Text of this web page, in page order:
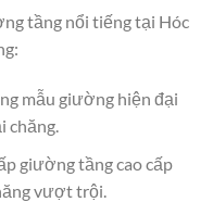
tầng nổi tiếng tại Hóc
mẫu giường hiện đại
chăng.
giường tầng cao cấp
vượt trội.